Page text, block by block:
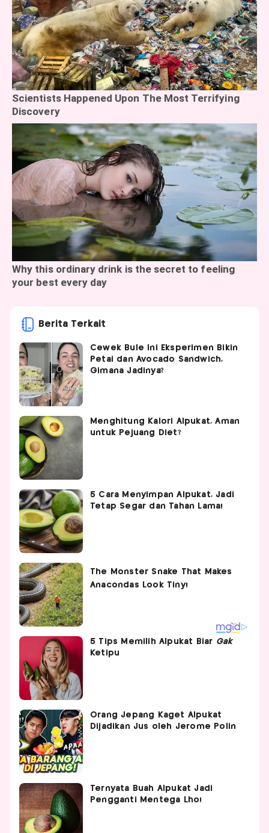
Berita Terkait
Cewek Bule Ini Eksperimen Bikin
Petai dan Avocado Sandwich,
Gimana Jadinya?
Menghitung Kalori Alpukat, Aman
untuk Pejuang Diet?
5 Cara Menyimpan Alpukat, Jadi
Tetap Segar dan Tahan Lama!
5 Tips Memilih Alpukat Biar Gak
Ketipu
Orang Jepang Kaget Alpukat
Dijadikan Jus oleh Jerome Polin
Ternyata Buah Alpukat Jadi
Pengganti Mentega Lho!